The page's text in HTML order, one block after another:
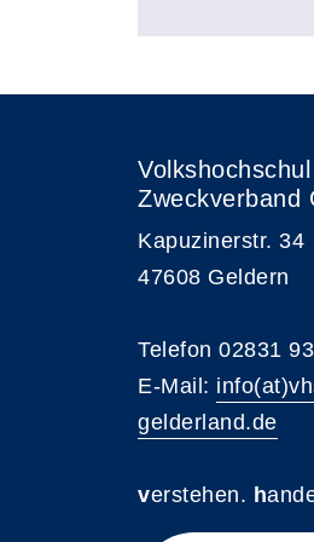
Volkshochschul
Zweckverband
Kapuzinerstr. 34
47608 Geldern
Telefon 02831
E-Mail:
gelderland.de
verstehen. h